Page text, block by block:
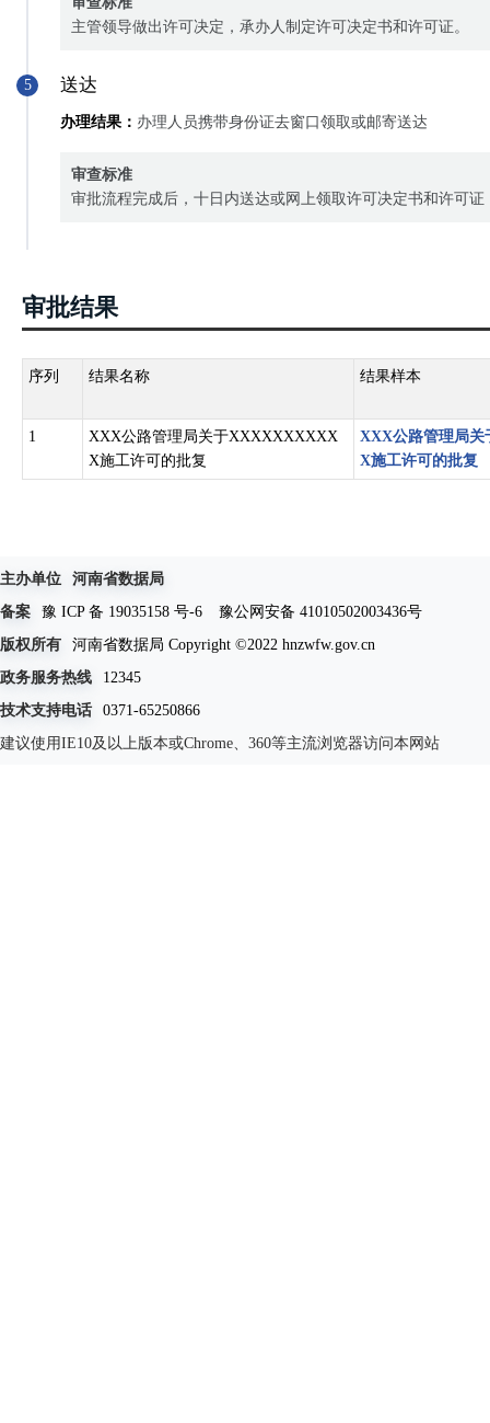
主管领导做出许可决定，承办人制定许可决定书和许可证。
5 送达
办理结果： 办理人员携带身份证去窗口领取或邮寄送达
审查标准
审批流程完成后，十日内送达或网上领取许可决定书和许可证
审批结果
序列 结果名称 结果样本
1
XXX公路管理局关于XXXXXXXXXX
X施工许可的批复
XXX公路管理局
X施工许可的批复
主办单位
河南省数据局
备案
豫 ICP 备 19035158 号-6
豫公网安备 41010502003436号
版权所有
河南省数据局 Copyright ©2022 hnzwfw.gov.cn
政务服务热线
12345
技术支持电话
0371-65250866
建议使用IE10及以上版本或Chrome、360等主流浏览器访问本网站